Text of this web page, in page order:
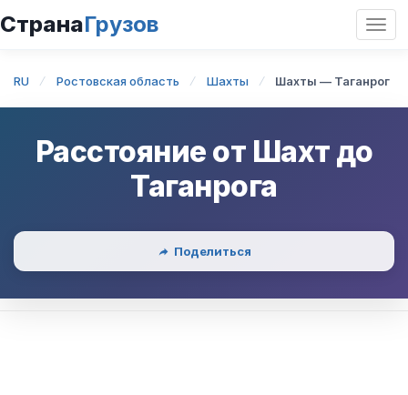
СтранаГрузов
RU Ростовская область Шахты Шахты — Таганрог
Расстояние от Шахт до
Таганрога
Поделиться